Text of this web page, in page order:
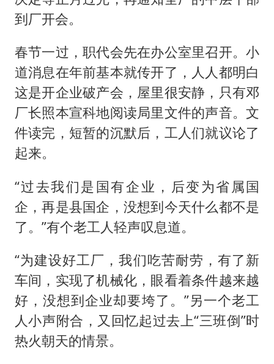
到厂开会。
春节一过，职代会先在办公室里召开。小
道消息在年前基本就传开了，人人都明白
这是开企业破产会，屋里很安静，只有邓
厂长照本宣科地阅读局里文件的声音。文
件读完，短暂的沉默后，工人们就议论了
起来。
“过去我们是国有企业，后变为省属国
企，再是县国企，没想到今天什么都不是
了。”有个老工人轻声叹息道。
“为建设好工厂，我们吃苦耐劳，有了新
车间，实现了机械化，眼看着条件越来越
好，没想到企业却要垮了。”另一个老工
人小声附合，又回忆起过去上“三班倒”时
热火朝天的情景。